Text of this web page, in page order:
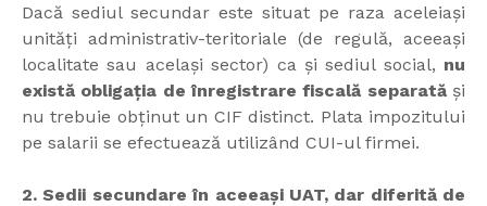
Dacă sediul secundar este situat pe raza aceleiași
unități administrativ-teritoriale (de regulă, aceeași
localitate sau același sector) ca și sediul social, nu
există obligația de înregistrare fiscală separatăși
nu trebuie obținut un CIF distinct. Plata impozitului
pe salarii se efectuează utilizând CUI-ul firmei.
2. Sedii secundare în aceeași UAT, dar diferită de